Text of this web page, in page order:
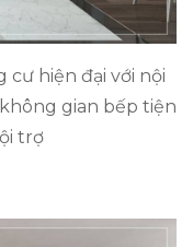
hiện đại với nội
gian bếp tiện
trợ